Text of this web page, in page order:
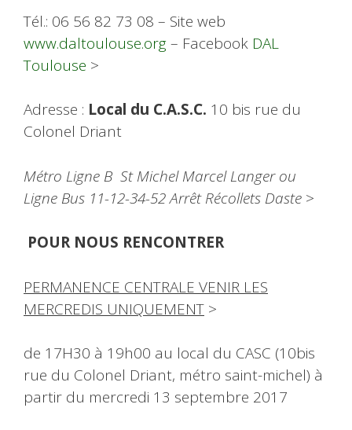
Tél.: 06 56 82 73 08 – Site web
www.daltoulouse.org– Facebook DAL
Toulouse >
Adresse : Local du C.A.S.C. 10 bis rue du
Colonel Driant
Métro Ligne B St Michel Marcel Langer ou
Ligne Bus 11-12-34-52 Arrêt Récollets Daste >
POUR NOUS RENCONTRER
PERMANENCE CENTRALE VENIR LES
MERCREDIS UNIQUEMENT >
de 17H30 à 19h00 au local du CASC (10bis
rue du Colonel Driant, métro saint-michel) à
partir du mercredi 13 septembre 2017